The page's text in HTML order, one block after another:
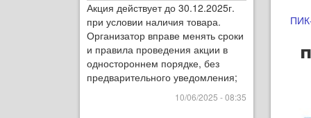
Акция действует до 30.12.2025г.
при условии наличия товара.
Организатор вправе менять сроки
и правила проведения акции в
одностороннем порядке, без
предварительного уведомления;
10/06/2025 - 08:35